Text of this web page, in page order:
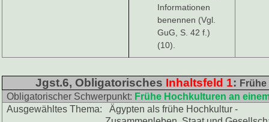
Informationen
benennen (Vgl.
GuG, S. 42 f.)
(10).
Jgst.6, Obligatorisches Inhaltsfeld 1:
Obligatorischer Schwerpunkt: Frühe Hochkulturen an
Ausgewähltes Thema: Ägypten als frühe Hochkultur -